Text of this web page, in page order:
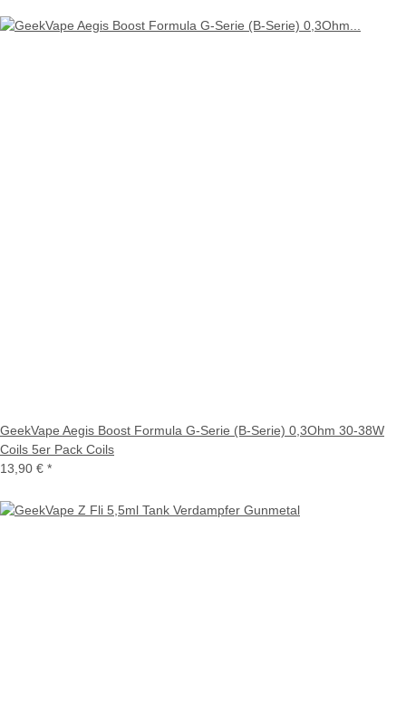
GeekVape Aegis Boost Formula G-Serie (B-Serie) 0,3Ohm 30-38W
Coils 5er Pack Coils
13,90 € *